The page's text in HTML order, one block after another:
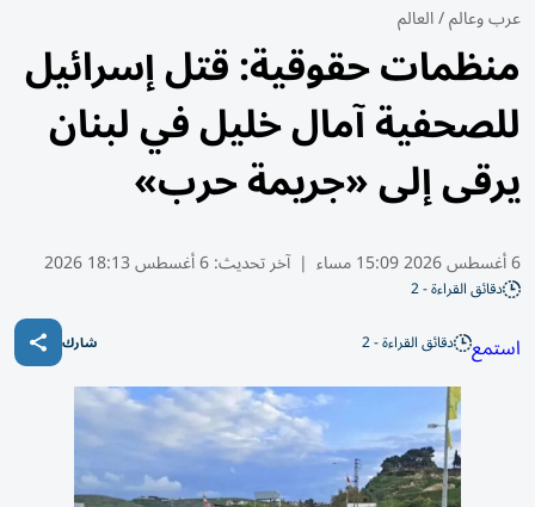
عرب وعالم/العالم
منظمات حقوقية: قتل إسرائيل
للصحفية آمال خليل في لبنان
يرقى إلى «جريمة حرب»
6 أغسطس 2026 15:09 مساء | آخر تحديث:6 أغسطس 18:13 2026
دقائق القراءة - 2
استمع دقائق القراءة - 2 شارك